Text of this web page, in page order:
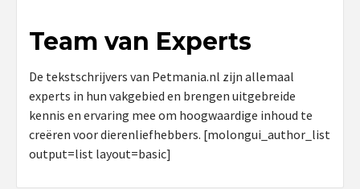
Team van Experts
De tekstschrijvers van Petmania.nl zijn allemaal
experts in hun vakgebied en brengen uitgebreide
kennis en ervaring mee om hoogwaardige inhoud te
creëren voor dierenliefhebbers. [molongui_author_list
output=list layout=basic]